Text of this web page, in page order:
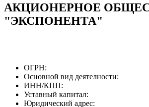
АКЦИОНЕРНОЕ
"ЭКСПОНЕНТА"
ОГРН:
Основной вид деятелности:
ИНН/КПП:
Уставный капитал:
Юридический адрес: